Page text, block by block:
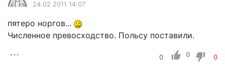
24.02.2011 14:07
пятеро норгов...
Численное превосходство. Польсу поставили.
0 0 0